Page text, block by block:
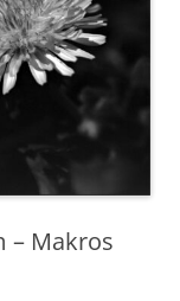
– Makros